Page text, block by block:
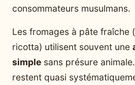
consommateurs musulmans.
Les fromages à pâte fraîche
ricotta) utilisent souvent une
simple sans présure
restent quasi